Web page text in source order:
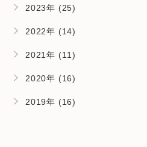
2023年 (25)
2022年 (14)
2021年 (11)
2020年 (16)
2019年 (16)